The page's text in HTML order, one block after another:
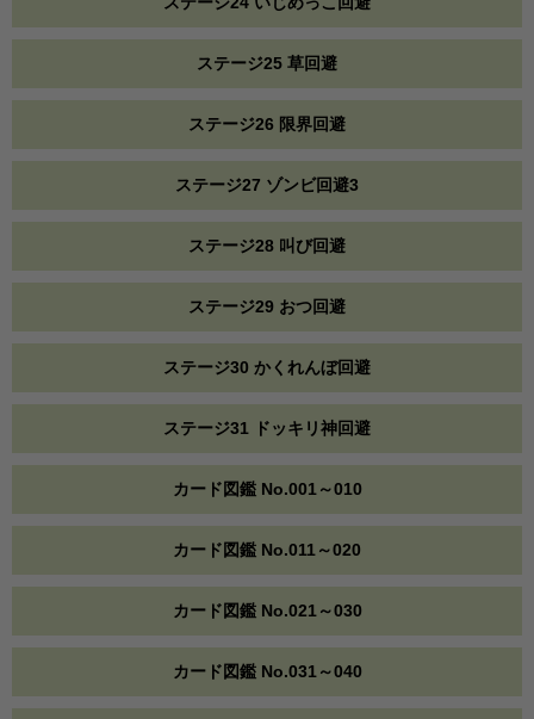
ステージ25 草回避
ステージ26 限界回避
ステージ27 ゾンビ回避3
ステージ28 叫び回避
ステージ29 おつ回避
ステージ30 かくれんぼ回避
ステージ31 ドッキリ神回避
カード図鑑 No.001～010
カード図鑑 No.011～020
カード図鑑 No.021～030
カード図鑑 No.031～040